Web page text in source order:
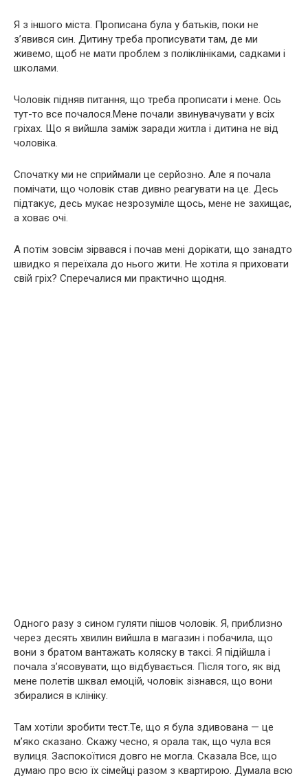
Я з іншого міста. Прописана була у батьків, поки не
з’явився син. Дитину треба прописувати там, де ми
живемо, щоб не мати проблем з поліклініками, садками і
школами.
Чоловік підняв питання, що треба прописати і мене. Ось
тут-то все почалося.Мене почали звинувачувати у всіх
гріхах. Що я вийшла заміж заради житла і дитина не від
чоловіка.
Спочатку ми не сприймали це серйозно. Але я почала
помічати, що чоловік став дивно реагувати на це. Десь
підтакує, десь мукає незрозуміле щось, мене не захищає,
а ховає очі.
А потім зовсім зірвався і почав мені дорікати, що занадто
швидко я переїхала до нього жити. Не хотіла я приховати
свій гріх? Сперечалися ми практично щодня.
Одного разу з сином гуляти пішов чоловік. Я, приблизно
через десять хвилин вийшла в магазин і побачила, що
вони з братом вантажать коляску в таксі. Я підійшла і
почала з’ясовувати, що відбувається. Після того, як від
мене полетів шквал емоцій, чоловік зізнався, що вони
збиралися в клініку.
Там хотіли зробити тест.Те, що я була здивована — це
м’яко сказано. Скажу чесно, я орала так, що чула вся
вулиця. Заспокоїтися довго не могла. Сказала Все, що
думаю про всю їх сімейці разом з квартирою. Думала всю